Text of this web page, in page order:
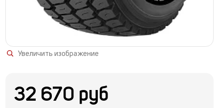
Увеличить изображение
32 670 руб